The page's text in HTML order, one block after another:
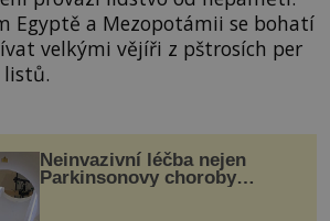
Egyptě a Mezopotámii se bohatí
velkými vějíři z pštrosích per
listů.
Neinvazivní léčba nejen
Parkinsonovy choroby